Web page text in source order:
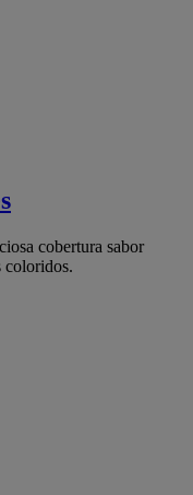
cobertura sabor
coloridos.